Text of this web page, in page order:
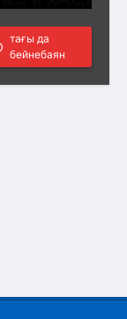
тағы да
бейнебаян